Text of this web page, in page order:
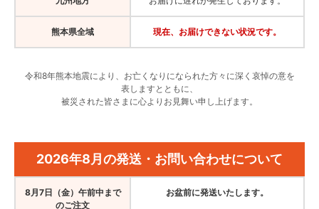
熊本県全域 現在、お届けできない状況です。
令和8年熊本地震により、お亡くなりになられた方々に深く哀悼の意を
表しますとともに、
被災された皆さまに心よりお見舞い申し上げます。
2026年8月の発送・お問い合わせについて
8月7日（金）午前中まで
のご注文
お盆前に発送いたします。